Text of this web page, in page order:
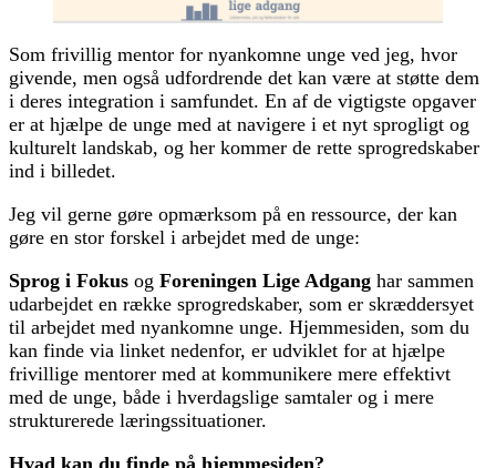
Som frivillig mentor for nyankomne unge ved jeg, hvor
givende, men også udfordrende det kan være at støtte dem
i deres integration i samfundet. En af de vigtigste opgaver
er at hjælpe de unge med at navigere i et nyt sprogligt og
kulturelt landskab, og her kommer de rette sprogredskaber
ind i billedet.
Jeg vil gerne gøre opmærksom på en ressource, der kan
gøre en stor forskel i arbejdet med de unge:
Sprog i Fokus og Foreningen Lige Adgang har sammen
udarbejdet en række sprogredskaber, som er skræddersyet
til arbejdet med nyankomne unge. Hjemmesiden, som du
kan finde via linket nedenfor, er udviklet for at hjælpe
frivillige mentorer med at kommunikere mere effektivt
med de unge, både i hverdagslige samtaler og i mere
strukturerede læringssituationer.